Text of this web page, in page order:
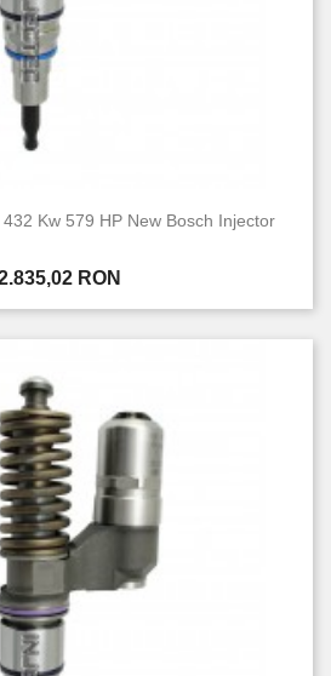
Kw 579 HP New Bosch Injector
RON